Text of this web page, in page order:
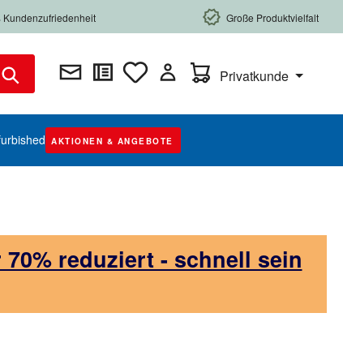
Kundenzufriedenheit Große Produktvielfalt
Warenkorb enthält 0
Privatkunde
AKTIONEN & ANGEBOTE
70% reduziert - schnell sein